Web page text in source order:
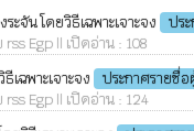
จัน โดยวิธีเฉพาะเจาะจง
ปร
Egp || เปิดอ่าน : 108
ฉพาะเจาะจง
ประกาศรายชื่อ
Egp || เปิดอ่าน : 124